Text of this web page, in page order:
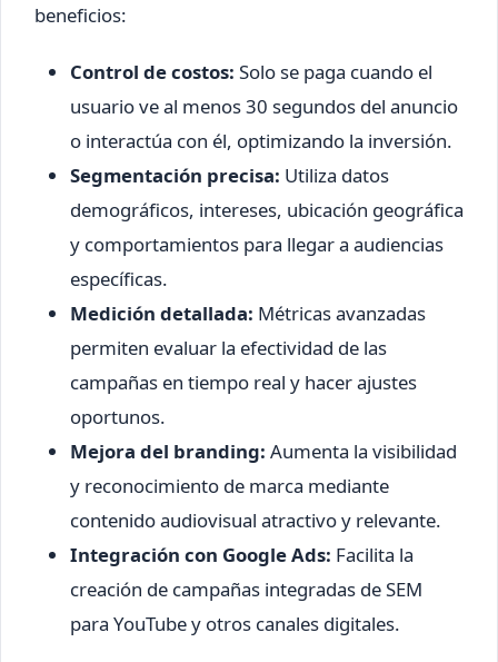
beneficios:
Control de costos: Solo se paga cuando el
usuario ve al menos 30 segundos del anuncio
o interactúa con él, optimizando la inversión.
Segmentación precisa: Utiliza datos
demográficos, intereses, ubicación geográfica
y comportamientos para llegar a audiencias
específicas.
Medición detallada: Métricas avanzadas
permiten evaluar la efectividad de las
campañas en tiempo real y hacer ajustes
oportunos.
Mejora del branding: Aumenta la visibilidad
y reconocimiento de marca mediante
contenido audiovisual atractivo y relevante.
Integración con Google Ads: Facilita la
creación de campañas integradas de SEM
para YouTube y otros canales digitales.